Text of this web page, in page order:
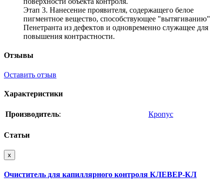
Этап 3. Нанесение проявителя, содержащего белое
пигментное вещество, способствующее "вытягиванию"
Пенетранта из дефектов и одновременно служащее для
повышения контрастности.
Отзывы
Оставить отзыв
Характеристики
Производитель: Кропус
Статьи
x
Очиститель для капиллярного контроля КЛЕВЕР-КЛ